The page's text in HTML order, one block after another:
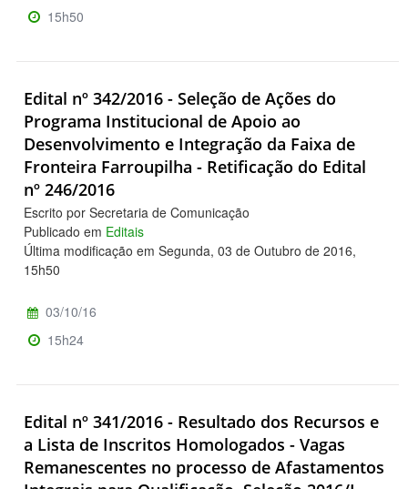
15h50
Edital nº 342/2016 - Seleção de Ações do
Programa Institucional de Apoio ao
Desenvolvimento e Integração da Faixa de
Fronteira Farroupilha - Retificação do Edital
nº 246/2016
Escrito por Secretaria de Comunicação
Publicado em Editais
Última modificação em Segunda, 03 de Outubro de 2016,
15h50
03/10/16
15h24
Edital nº 341/2016 - Resultado dos Recursos e
a Lista de Inscritos Homologados - Vagas
Remanescentes no processo de Afastamentos